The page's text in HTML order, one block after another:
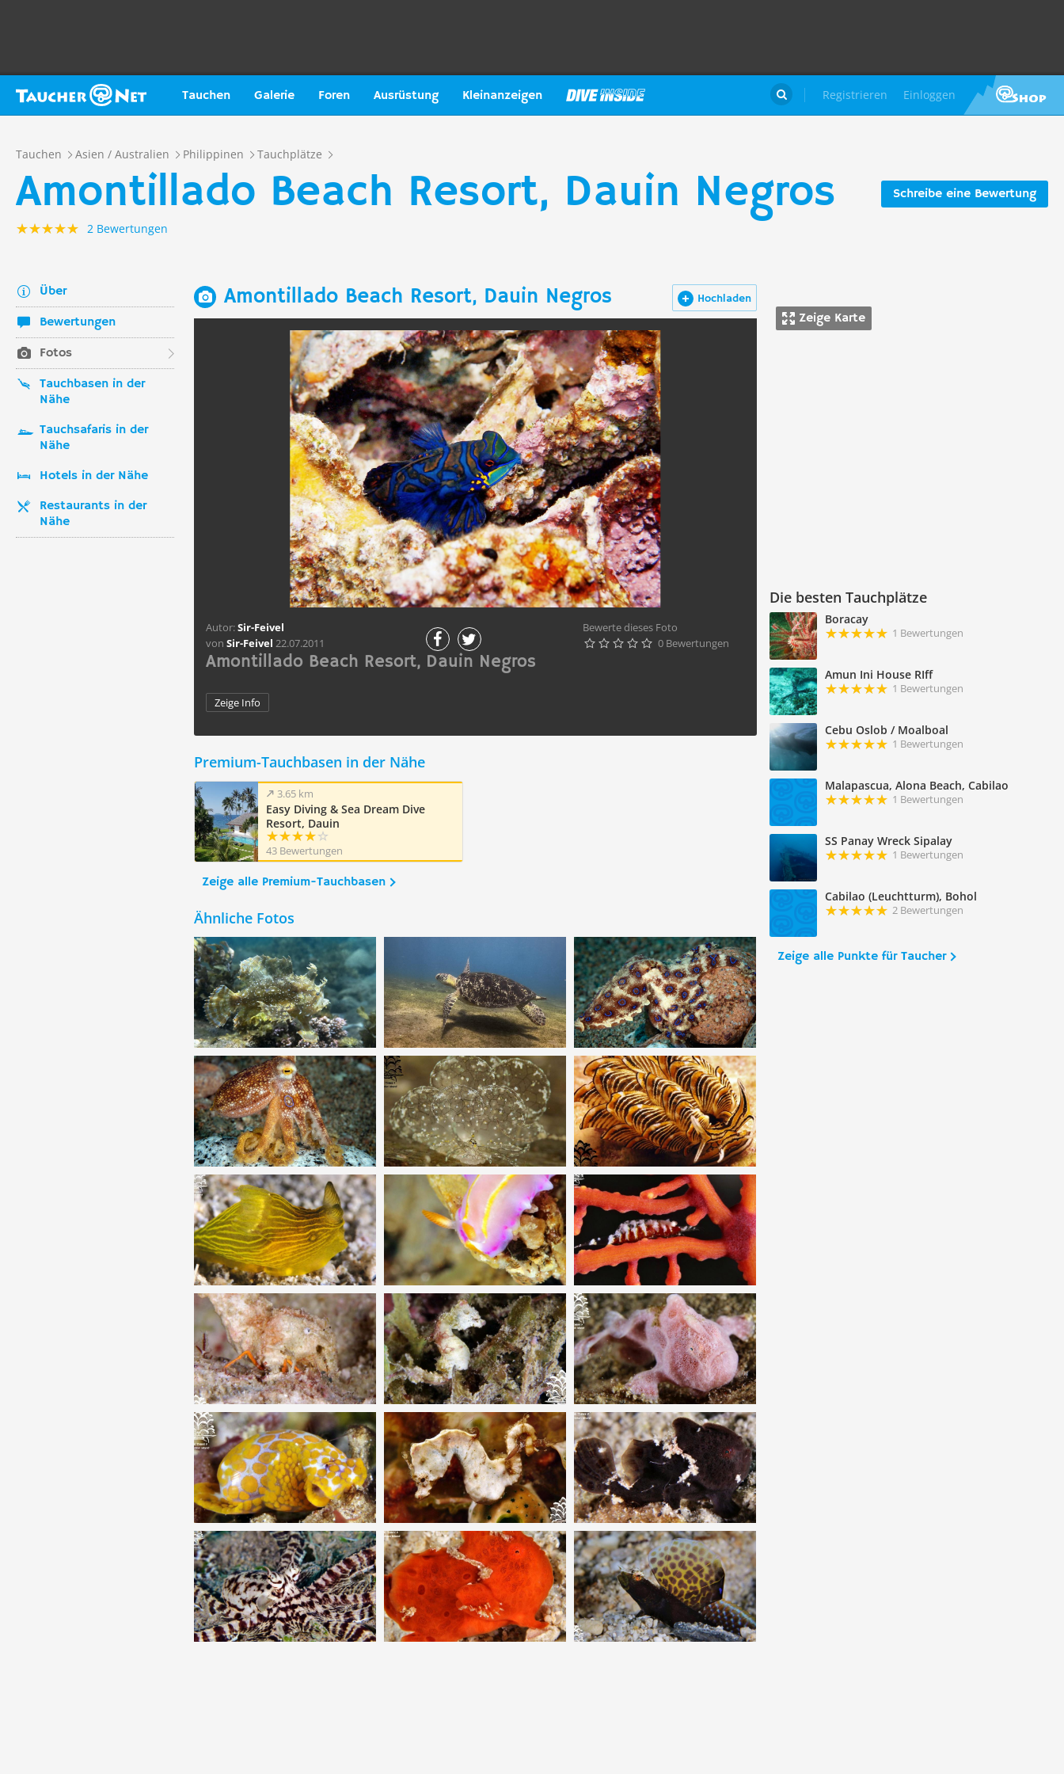
Tauchen Galerie Foren Ausrüstung Kleinanzeigen Registrieren Einloggen

Tauchen Asien / Australien Philippinen Tauchplätze
Schreibe eine Bewertung
Amontillado Beach Resort, Dauin Negros
2 Bewertungen
Über
Bewertungen
Fotos
Tauchbasen in der
Nähe
Tauchsafaris in der
Nähe
Hotels in der Nähe
Restaurants in der
Nähe
Zeige Karte
Die besten Tauchplätze
Boracay
1 Bewertungen
Amun Ini House RIff
1 Bewertungen
Cebu Oslob / Moalboal
1 Bewertungen
Malapascua, Alona Beach, Cabilao
1 Bewertungen
SS Panay Wreck Sipalay
1 Bewertungen
Cabilao (Leuchtturm), Bohol
2 Bewertungen
Zeige alle Punkte für Taucher
Hochladen
Amontillado Beach Resort, Dauin Negros
Autor:Sir-Feivel
von Sir-Feivel 22.07.2011
Bewerte dieses Foto
     0 Bewertungen
Amontillado Beach Resort, Dauin Negros
Zeige Info
Premium-Tauchbasen in der Nähe
3.65 km
Easy Diving & Sea Dream Dive
Resort, Dauin
43 Bewertungen
Zeige alle Premium-Tauchbasen
Ähnliche Fotos